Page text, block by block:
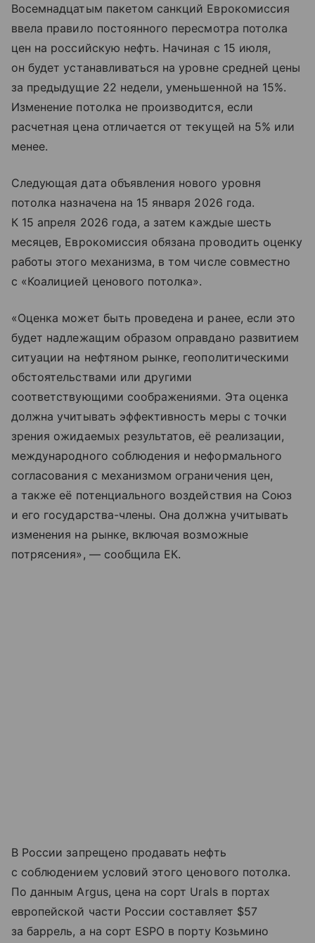
Восемнадцатым пакетом санкций Еврокомиссия
ввела правило постоянного пересмотра потолка
цен на российскую нефть. Начиная с 15 июля,
он будет устанавливаться на уровне средней цены
за предыдущие 22 недели, уменьшенной на 15%.
Изменение потолка не производится, если
расчетная цена отличается от текущей на 5% или
менее.
Следующая дата объявления нового уровня
потолка назначена на 15 января 2026 года.
К 15 апреля 2026 года, а затем каждые шесть
месяцев, Еврокомиссия обязана проводить оценку
работы этого механизма, в том числе совместно
с «Коалицией ценового потолка».
«Оценка может быть проведена и ранее, если это
будет надлежащим образом оправдано развитием
ситуации на нефтяном рынке, геополитическими
обстоятельствами или другими
соответствующими соображениями. Эта оценка
должна учитывать эффективность меры с точки
зрения ожидаемых результатов, её реализации,
международного соблюдения и неформального
согласования с механизмом ограничения цен,
а также её потенциального воздействия на Союз
и его государства-члены. Она должна учитывать
изменения на рынке, включая возможные
потрясения», — сообщила ЕК.
В России запрещено продавать нефть
с соблюдением условий этого ценового потолка.
По данным Argus, цена на сорт Urals в портах
европейской части России составляет $57
за баррель, а на сорт ESPO в порту Козьмино